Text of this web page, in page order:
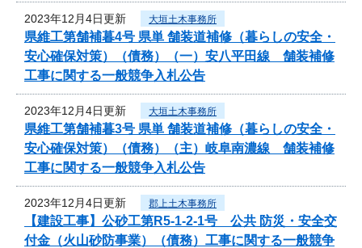
2023年12月4日更新 大垣土木事務所
県維工第舗補暮4号 県単 舗装道補修（暮らしの安全・
安心確保対策）（債務）（一）安八平田線 舗装補修
工事に関する一般競争入札公告
2023年12月4日更新 大垣土木事務所
県維工第舗補暮3号 県単 舗装道補修（暮らしの安全・
安心確保対策）（債務）（主）岐阜南濃線 舗装補修
工事に関する一般競争入札公告
2023年12月4日更新 郡上土木事務所
【建設工事】公砂工第R5-1-2-1号 公共 防災・安全交
付金（火山砂防事業）（債務）工事に関する一般競争